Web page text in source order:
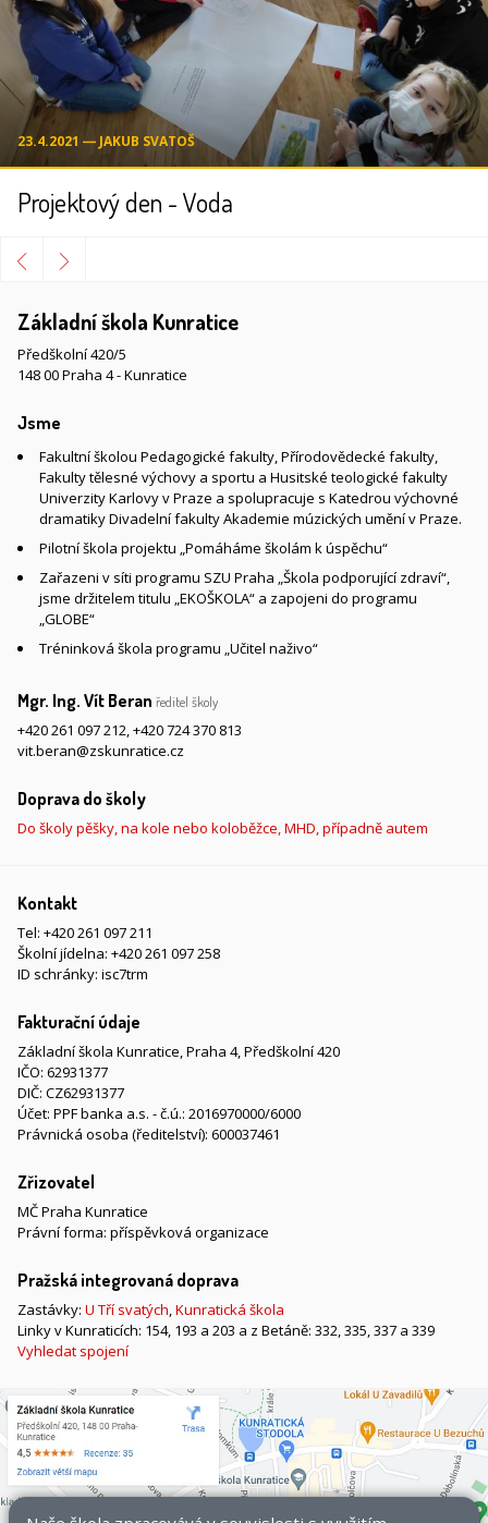
23.4.2021 ― JAKUB SVATOŠ
Projektový den - Voda
Základní škola Kunratice
Předškolní 420/5
148 00 Praha 4 - Kunratice
Jsme
Fakultní školou Pedagogické fakulty, Přírodovědecké fakulty,
Fakulty tělesné výchovy a sportu a Husitské teologické fakulty
Univerzity Karlovy v Praze a spolupracuje s Katedrou výchovné
dramatiky Divadelní fakulty Akademie múzických umění v Praze.
Pilotní škola projektu „Pomáháme školám k úspěchu“
Zařazeni v síti programu SZU Praha „Škola podporující zdraví“,
jsme držitelem titulu „EKOŠKOLA“ a zapojeni do programu
„GLOBE“
Tréninková škola programu „Učitel naživo“
Mgr. Ing. Vít Beran ředitel školy
+420 261 097 212,+420 724 370 813
vit.beran@zskunratice.cz
Doprava do školy
Do školy pěšky, na kole nebo koloběžce, MHD, případně autem
Kontakt
Tel: +420 261 097 211
Školní jídelna: +420 261 097 258
ID schránky: isc7trm
Fakturační údaje
Základní škola Kunratice, Praha 4, Předškolní 420
IČO: 62931377
DIČ: CZ62931377
Účet: PPF banka a.s. - č.ú.: 2016970000/6000
Právnická osoba (ředitelství): 600037461
Zřizovatel
MČ Praha Kunratice
Právní forma: příspěvková organizace
Pražská integrovaná doprava
Zastávky: U Tří svatých,Kunratická škola
Linky v Kunraticích: 154, 193 a 203 a z Betáně: 332, 335, 337 a 339
Vyhledat spojení